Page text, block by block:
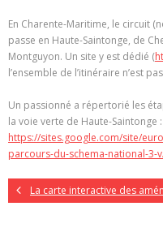
En Charente-Maritime, le circuit
passe en Haute-Saintonge, de
Montguyon. Un site y est dédié (
l’ensemble de l’itinéraire n’est
Un passionné a répertorié les
la voie verte de Haute-Saintonge :
https://sites.google.com/site/
parcours-du-schema-national-3-
La carte interactive des